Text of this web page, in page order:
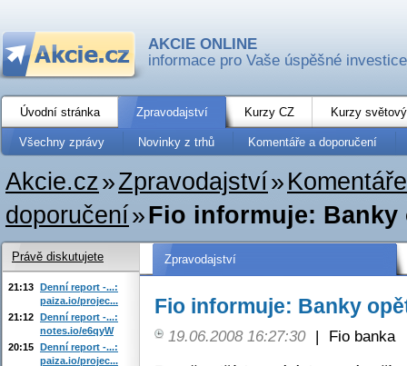
AKCIE ONLINE
informace pro Vaše úspěšné investice
Úvodní stránka Zpravodajství Kurzy CZ Kurzy
Všechny zprávy Novinky z trhů Komentáře a doporučení
Akcie.cz»Zpravodajství»
doporučení»Fio informuje:
Zpravodajství
Fio informuje: Banky
19.06.2008 16:27:30 |
Fio banka
Právě diskutujete
21:13 Denní report -...:
paiza.io/projec...
21:12 Denní report -...:
notes.io/e6qyW
20:15 Denní report -...:
paiza.io/projec...